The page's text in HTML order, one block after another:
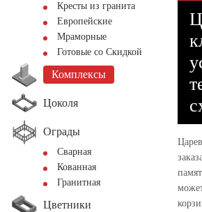
Кресты из гранита
Европейские
Мраморные
Готовые со Скидкой
Комплексы
Цоколя
Ограды
Сварная
Кованная
Гранитная
Цветники